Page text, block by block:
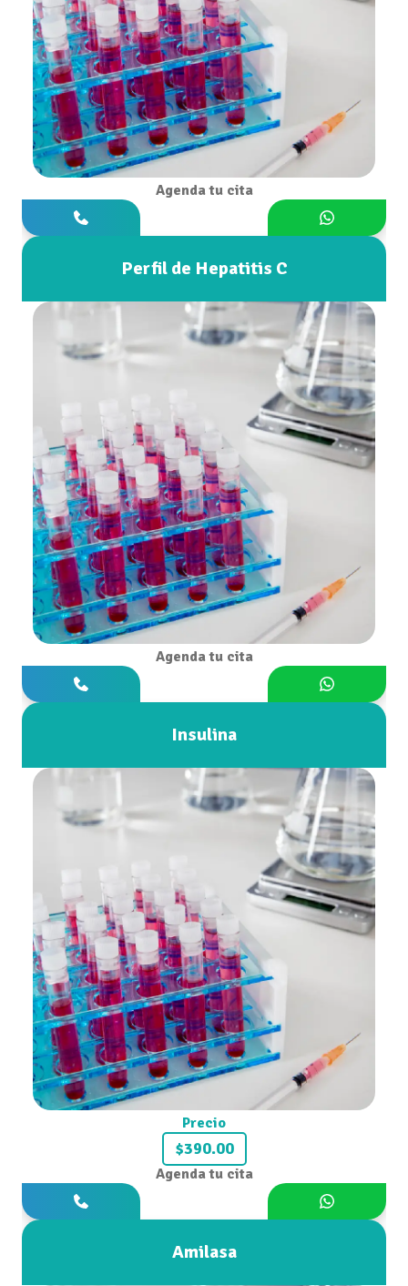
Agenda tu cita
Perfil de Hepatitis C
Agenda tu cita
Insulina
Precio
$390.00
Agenda tu cita
Amilasa